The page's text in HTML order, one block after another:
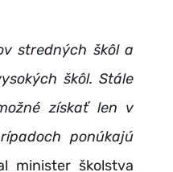
stredných škôl a
škôl. Stále
získať len v
ponúkajú
minister školstva